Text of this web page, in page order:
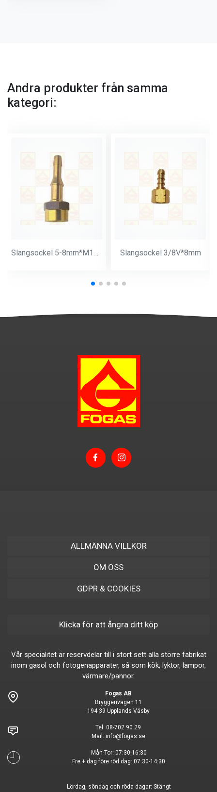
Andra produkter från samma
kategori:
Slangsockel 5-8mm*M14*1 Slangsockel 3/8V*8mm
ALLMÄNNA VILLKOR
OM OSS
GDPR & COOKIES
Klicka för att ångra ditt köp
Vår specialitet är reservdelar till i stort sett alla större fabrikat
inom gasol och fotogenapparater, så som kök, lyktor, lampor,
värmare/pannor.
Fogas AB
Bryggerivägen 11
194 39 Upplands Väsby
Tel: 08-702 90 29
Mail: info@fogas.se
Mån-Tor: 07:30-16:30
Fre + dag före röd dag: 07:30-14:30
Lördag, söndag och röda dagar: Stängt